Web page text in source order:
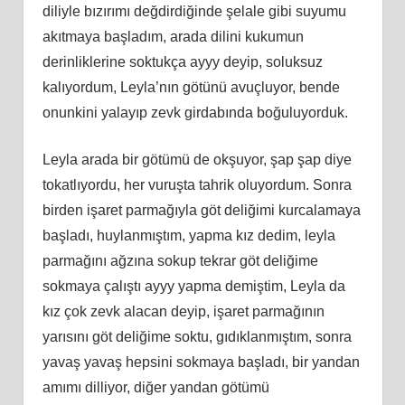
diliyle bızırımı değdirdiğinde şelale gibi suyumu
akıtmaya başladım, arada dilini kukumun
derinliklerine soktukça ayyy deyip, soluksuz
kalıyordum, Leyla’nın götünü avuçluyor, bende
onunkini yalayıp zevk girdabında boğuluyorduk.
Leyla arada bir götümü de okşuyor, şap şap diye
tokatlıyordu, her vuruşta tahrik oluyordum. Sonra
birden işaret parmağıyla göt deliğimi kurcalamaya
başladı, huylanmıştım, yapma kız dedim, leyla
parmağını ağzına sokup tekrar göt deliğime
sokmaya çalıştı ayyy yapma demiştim, Leyla da
kız çok zevk alacan deyip, işaret parmağının
yarısını göt deliğime soktu, gıdıklanmıştım, sonra
yavaş yavaş hepsini sokmaya başladı, bir yandan
amımı dilliyor, diğer yandan götümü